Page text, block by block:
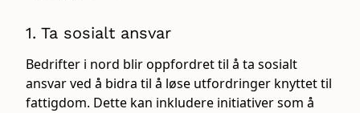
1. Ta sosialt ansvar
Bedrifter i nord blir oppfordret til å ta sosialt
ansvar ved å bidra til å løse utfordringer knyttet til
fattigdom. Dette kan inkludere initiativer som å